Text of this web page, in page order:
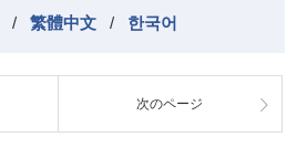
/ 繁體中文 / 한국어
次のページ